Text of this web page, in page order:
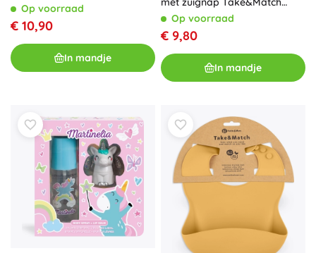
Op voorraad
€ 10,90
In mandje
frosted sky 6m+
Op voorraad
€ 9,80
In mandje